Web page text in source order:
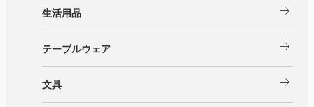
生活用品 arrow_right_alt
テーブルウェア arrow_right_alt
文具 arrow_right_alt